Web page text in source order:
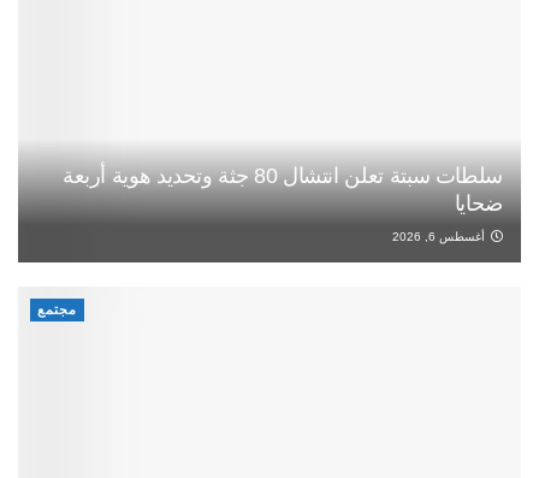
سلطات سبتة تعلن انتشال 80 جثة وتحديد هوية أربعة
ضحايا
أغسطس 6, 2026
مجتمع